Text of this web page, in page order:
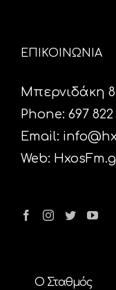
ΕΠΙΚΟΙΝΩΝΙΑ
Μπερνιδάκη 8
Phone: 697 822
Email:
Web:
Ο Σταθμός